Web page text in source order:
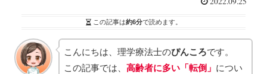
この記事は約6分で読めます。
こんにちは、理学療法士のぴんころです。
この記事では、 高齢者に多い「転倒」 につい